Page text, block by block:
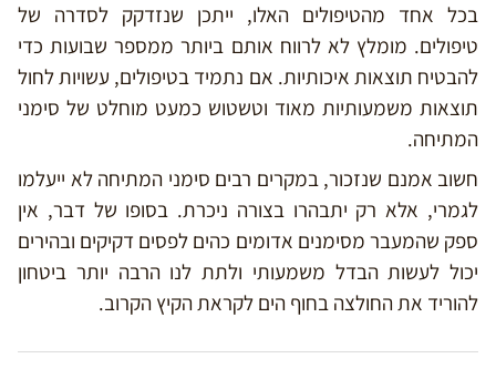
בכל אחד מהטיפולים האלו, ייתכן שנזדקק לסדרה של
טיפולים. מומלץ לא לרווח אותם ביותר ממספר שבועות כדי
להבטיח תוצאות איכותיות. אם נתמיד בטיפולים, עשויות לחול
תוצאות משמעותיות מאוד וטשטוש כמעט מוחלט של סימני
המתיחה.
חשוב אמנם שנזכור, במקרים רבים סימני המתיחה לא ייעלמו
לגמרי, אלא רק יתבהרו בצורה ניכרת. בסופו של דבר, אין
ספק שהמעבר מסימנים אדומים כהים לפסים דקיקים ובהירים
יכול לעשות הבדל משמעותי ולתת לנו הרבה יותר ביטחון
להוריד את החולצה בחוף הים לקראת הקיץ הקרוב.